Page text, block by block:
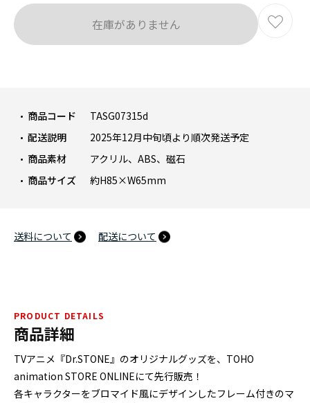
商品コード
TASG07315d
配送説明
2025年12月中旬頃より順次発送予定
商品素材
アクリル、ABS、磁石
商品サイズ
約H85×W65mm
送料について 配送について
在庫がありません
PRODUCT DETAILS
商品詳細
TVアニメ『Dr.STONE』のオリジナルグッズを、TOHO
animation STORE ONLINEにて先行販売！
各キャラクターをブロマイド風にデザインしたフレーム付きのマ